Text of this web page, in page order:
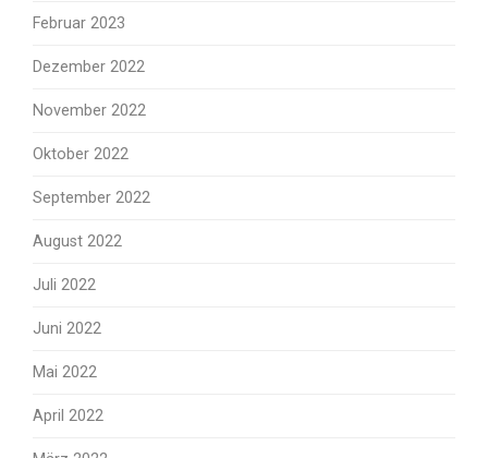
Februar 2023
Dezember 2022
November 2022
Oktober 2022
September 2022
August 2022
Juli 2022
Juni 2022
Mai 2022
April 2022